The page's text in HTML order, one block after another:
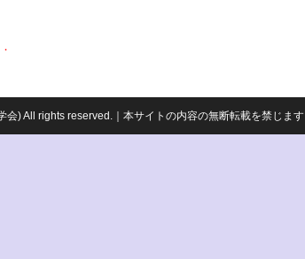
) All rights reserved.｜本サイトの内容の無断転載を禁じます